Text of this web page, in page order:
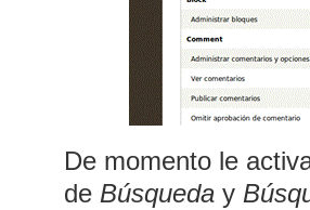
De momento le
de Búsqueda y